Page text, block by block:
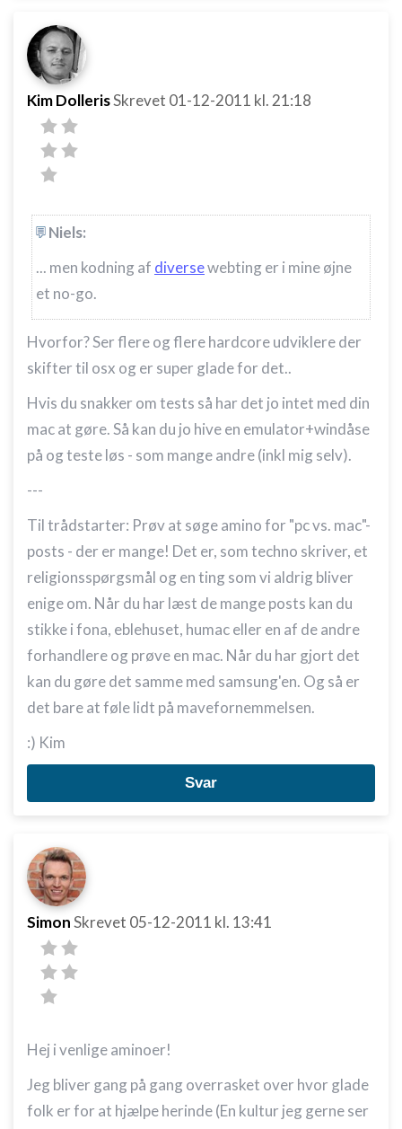
Kim DollerisSkrevet 01-12-2011 kl. 21:18
Niels:
... men kodning af diversewebting er i mine øjne
et no-go.
Hvorfor? Ser flere og flere hardcore udviklere der
skifter til osx og er super glade for det..
Hvis du snakker om tests så har det jo intet med din
mac at gøre. Så kan du jo hive en emulator+windåse
på og teste løs - som mange andre (inkl mig selv).
---
Til trådstarter: Prøv at søge amino for "pc vs. mac"-
posts - der er mange! Det er, som techno skriver, et
religionsspørgsmål og en ting som vi aldrig bliver
enige om. Når du har læst de mange posts kan du
stikke i fona, eblehuset, humac eller en af de andre
forhandlere og prøve en mac. Når du har gjort det
kan du gøre det samme med samsung'en. Og så er
det bare at føle lidt på mavefornemmelsen.
:) Kim
Svar
SimonSkrevet 05-12-2011 kl. 13:41
Hej i venlige aminoer!
Jeg bliver gang på gang overrasket over hvor glade
folk er for at hjælpe herinde (En kultur jeg gerne ser